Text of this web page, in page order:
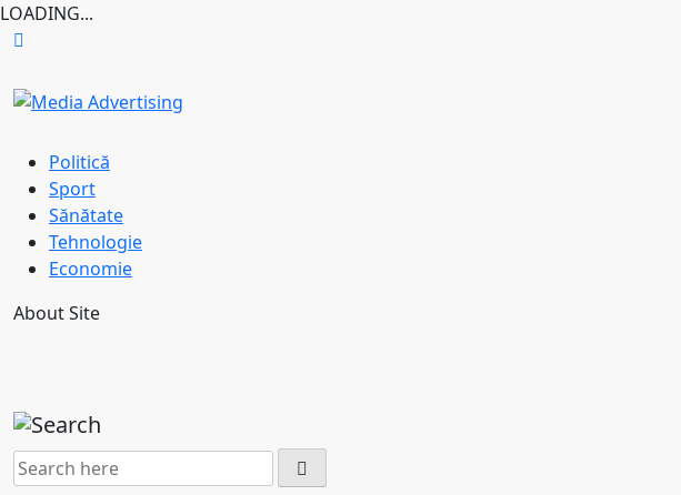
LOADING...
Skip
content
Politică
Sport
Sănătate
Tehnologie
Economie
About Site